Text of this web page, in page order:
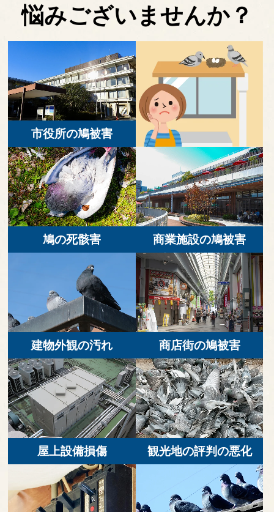
悩みございませんか？
市役所の鳩被害
商業施設の鳩被害
鳩の死骸害
商店街の鳩被害
建物外観の汚れ
観光地の評判の悪化
屋上設備損傷